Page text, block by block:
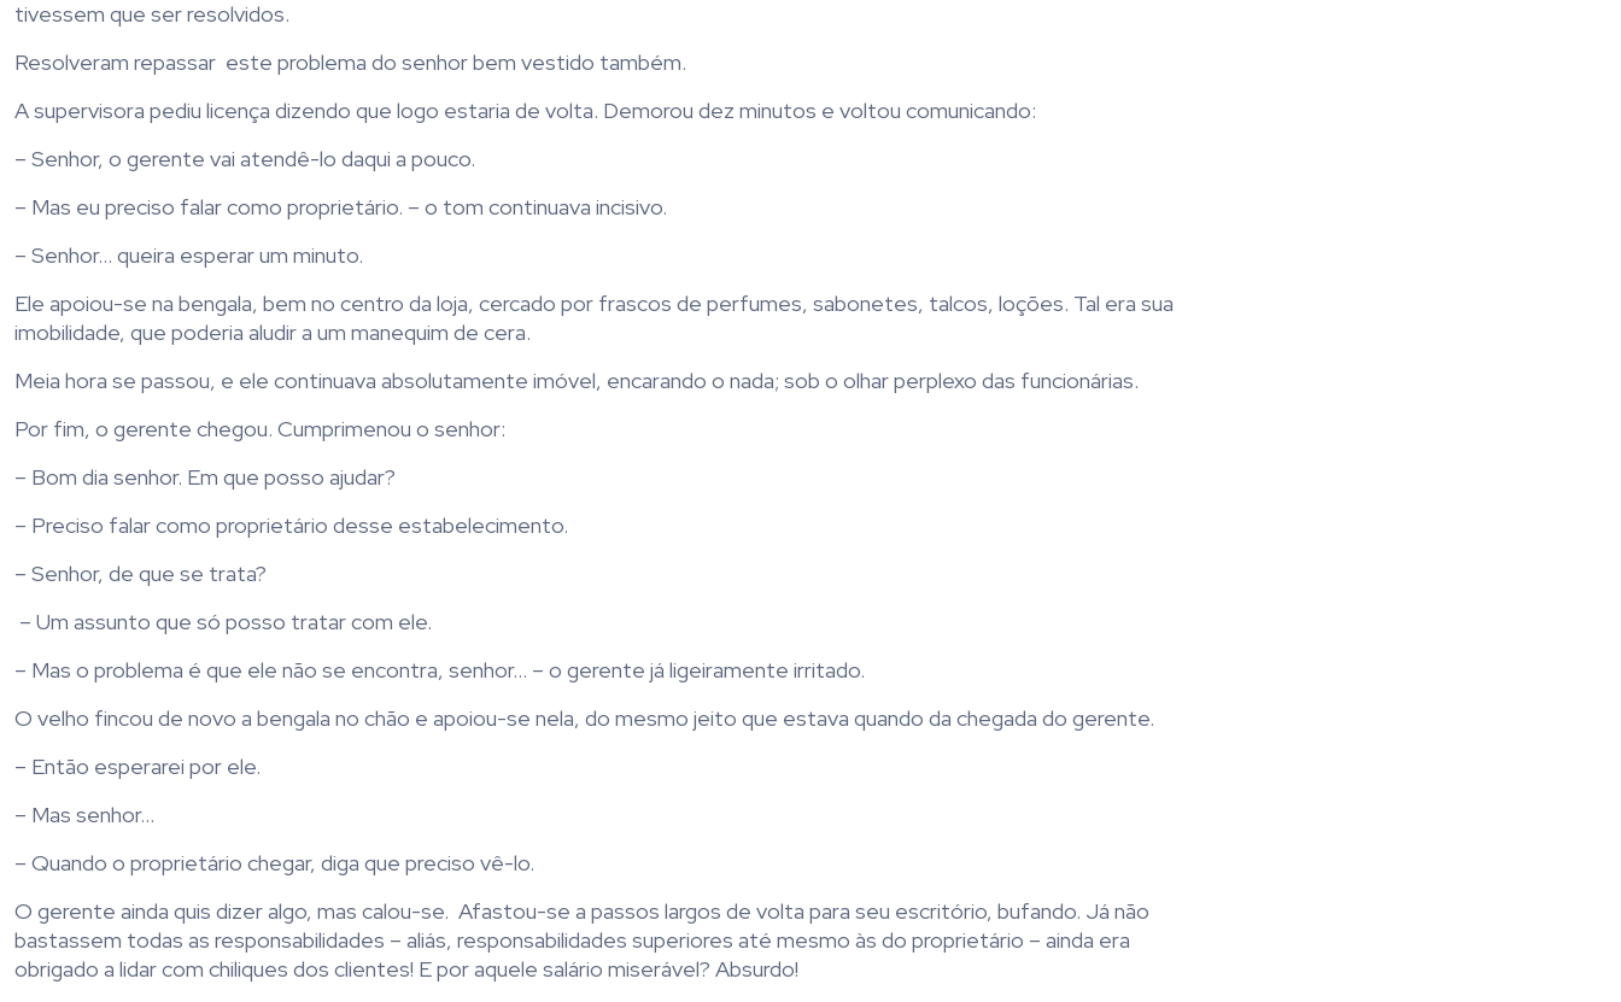
tivessem que ser resolvidos.
Resolveram repassar este problema do senhor bem vestido também.
A supervisora pediu licença dizendo que logo estaria de volta. Demorou dez minutos e voltou comunicando:
– Senhor, o gerente vai atendê-lo daqui a pouco.
– Mas eu preciso falar como proprietário. – o tom continuava incisivo.
– Senhor… queira esperar um minuto.
Ele apoiou-se na bengala, bem no centro da loja, cercado por frascos de perfumes, sabonetes, talcos, loções. Tal era sua
imobilidade, que poderia aludir a um manequim de cera.
Meia hora se passou, e ele continuava absolutamente imóvel, encarando o nada; sob o olhar perplexo das funcionárias.
Por fim, o gerente chegou. Cumprimenou o senhor:
– Bom dia senhor. Em que posso ajudar?
– Preciso falar como proprietário desse estabelecimento.
– Senhor, de que se trata?
– Um assunto que só posso tratar com ele.
– Mas o problema é que ele não se encontra, senhor… – o gerente já ligeiramente irritado.
O velho fincou de novo a bengala no chão e apoiou-se nela, do mesmo jeito que estava quando da chegada do gerente.
– Então esperarei por ele.
– Mas senhor…
– Quando o proprietário chegar, diga que preciso vê-lo.
O gerente ainda quis dizer algo, mas calou-se. Afastou-se a passos largos de volta para seu escritório, bufando. Já não
bastassem todas as responsabilidades – aliás, responsabilidades superiores até mesmo às do proprietário – ainda era
obrigado a lidar com chiliques dos clientes! E por aquele salário miserável? Absurdo!